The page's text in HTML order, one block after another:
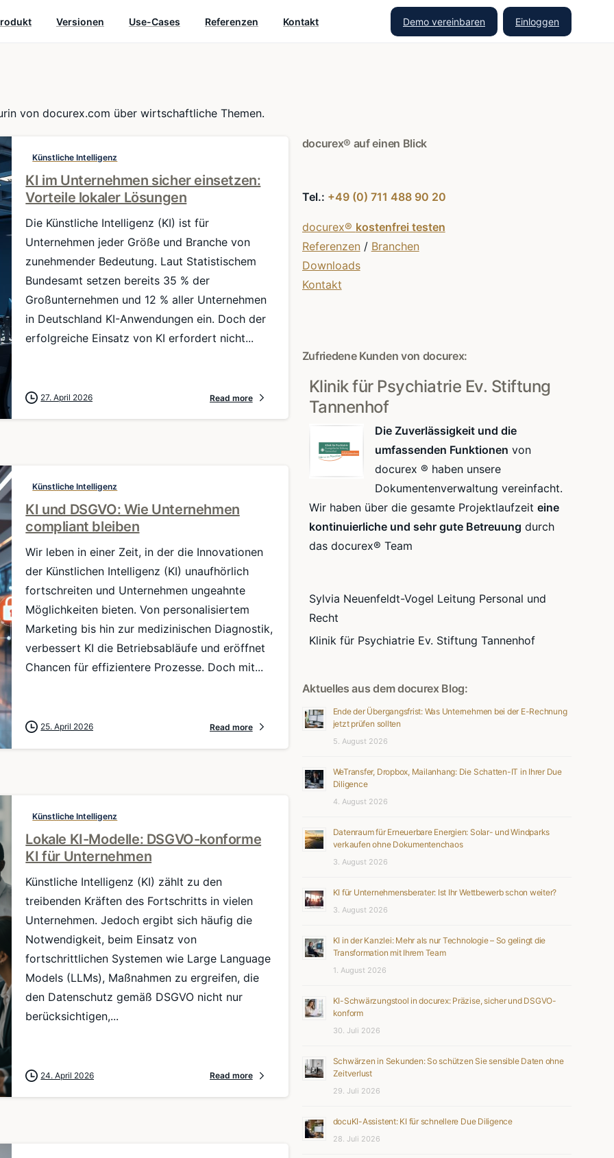
Versionen Use-Cases Referenzen Kontakt Demo vereinbaren Einloggen
von docurex.com über wirtschaftliche Themen.
Künstliche Intelligenz
KI im Unternehmen sicher einsetzen:
Vorteile lokaler Lösungen
Die Künstliche Intelligenz (KI) ist für
Unternehmen jeder Größe und Branche von
zunehmender Bedeutung. Laut Statistischem
Bundesamt setzen bereits 35 % der
Großunternehmen und 12 % aller Unternehmen
in Deutschland KI-Anwendungen ein. Doch der
erfolgreiche Einsatz von KI erfordert nicht...
27. April 2026 Read more
Künstliche Intelligenz
KI und DSGVO: Wie Unternehmen
compliant bleiben
Wir leben in einer Zeit, in der die Innovationen
der Künstlichen Intelligenz (KI) unaufhörlich
fortschreiten und Unternehmen ungeahnte
Möglichkeiten bieten. Von personalisiertem
Marketing bis hin zur medizinischen Diagnostik,
verbessert KI die Betriebsabläufe und eröffnet
Chancen für effizientere Prozesse. Doch mit...
25. April 2026 Read more
Künstliche Intelligenz
Lokale KI-Modelle: DSGVO-konforme
KI für Unternehmen
Künstliche Intelligenz (KI) zählt zu den
treibenden Kräften des Fortschritts in vielen
Unternehmen. Jedoch ergibt sich häufig die
Notwendigkeit, beim Einsatz von
fortschrittlichen Systemen wie Large Language
Models (LLMs), Maßnahmen zu ergreifen, die
den Datenschutz gemäß DSGVO nicht nur
berücksichtigen,...
24. April 2026 Read more
docurex® auf einen Blick
Tel.: +49 (0) 711 488 90 20
docurex® kostenfrei testen
Referenzen / Branchen
Downloads
Kontakt
Zufriedene Kunden von docurex:
Klinik für Psychiatrie Ev. Stiftung
Tannenhof
Die Zuverlässigkeit und die
umfassenden Funktionen von
docurex ® haben unsere
Dokumentenverwaltung vereinfacht.
Wir haben über die gesamte Projektlaufzeit eine
kontinuierliche und sehr gute Betreuung durch
das docurex® Team
Sylvia Neuenfeldt-Vogel Leitung Personal und
Recht
Klinik für Psychiatrie Ev. Stiftung Tannenhof
Aktuelles aus dem docurex Blog:
Ende der Übergangsfrist: Was Unternehmen bei der E-Rechnung
jetzt prüfen sollten
5. August 2026
WeTransfer, Dropbox, Mailanhang: Die Schatten-IT in Ihrer Due
Diligence
4. August 2026
Datenraum für Erneuerbare Energien: Solar- und Windparks
verkaufen ohne Dokumentenchaos
3. August 2026
KI für Unternehmensberater: Ist Ihr Wettbewerb schon weiter?
3. August 2026
KI in der Kanzlei: Mehr als nur Technologie – So gelingt die
Transformation mit Ihrem Team
1. August 2026
KI-Schwärzungstool in docurex: Präzise, sicher und DSGVO-
konform
30. Juli 2026
Schwärzen in Sekunden: So schützen Sie sensible Daten ohne
Zeitverlust
29. Juli 2026
docuKI-Assistent: KI für schnellere Due Diligence
28. Juli 2026